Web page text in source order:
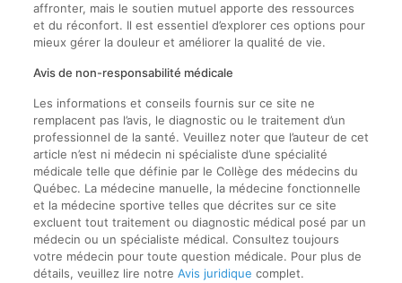
affronter, mais le soutien mutuel apporte des ressources
et du réconfort. Il est essentiel d’explorer ces options pour
mieux gérer la douleur et améliorer la qualité de vie.
Avis de non-responsabilité médicale
Les informations et conseils fournis sur ce site ne
remplacent pas l’avis, le diagnostic ou le traitement d’un
professionnel de la santé. Veuillez noter que l’auteur de cet
article n’est ni médecin ni spécialiste d’une spécialité
médicale telle que définie par le Collège des médecins du
Québec. La médecine manuelle, la médecine fonctionnelle
et la médecine sportive telles que décrites sur ce site
excluent tout traitement ou diagnostic médical posé par un
médecin ou un spécialiste médical. Consultez toujours
votre médecin pour toute question médicale. Pour plus de
détails, veuillez lire notre Avis juridique complet.